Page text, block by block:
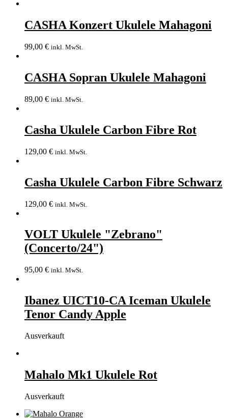
CASHA Konzert Ukulele Mahagoni
99,00 € inkl. MwSt.
CASHA Sopran Ukulele Mahagoni
89,00 € inkl. MwSt.
Casha Ukulele Carbon Fibre Rot
129,00 € inkl. MwSt.
Casha Ukulele Carbon Fibre Schwarz
129,00 € inkl. MwSt.
VOLT Ukulele "Zebrano"
(Concerto/24")
95,00 € inkl. MwSt.
Ibanez UICT10-CA Iceman Ukulele
Tenor Candy Apple
Ausverkauft
Mahalo Mk1 Ukulele Rot
Ausverkauft